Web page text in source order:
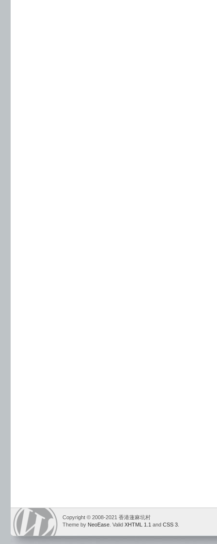
Copyright © 2008-2021 香港蓮麻坑村
Theme by NeoEase . Valid XHTML 1.1 and CSS 3